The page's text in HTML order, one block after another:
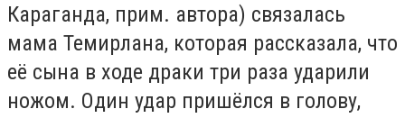
Караганда, прим. автора) связалась
мама Темирлана, которая рассказала, что
её сына в ходе драки три раза ударили
ножом. Один удар пришёлся в голову,